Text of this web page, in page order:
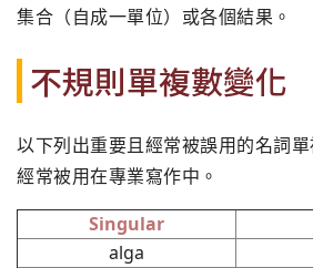
集合（自成一單位）或各個結果。
不規則單複數變化
以下列出重要且經常被誤用的名詞
經常被用在專業寫作中。
Singular
alga